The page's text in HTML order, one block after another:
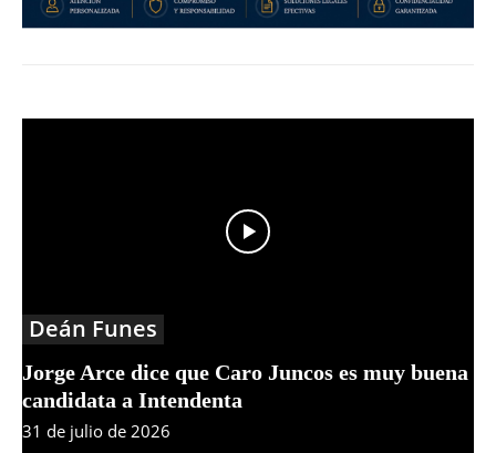
Deán Funes
Jorge Arce dice que Caro Juncos es muy buena
candidata a Intendenta
31 de julio de 2026